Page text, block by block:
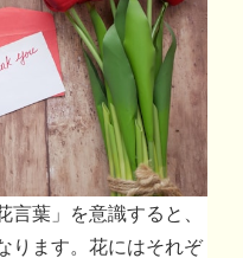
言葉」を意識すると、
ります。花にはそれぞ